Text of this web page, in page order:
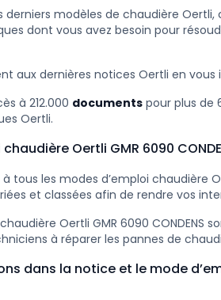
derniers modèles de chaudière
dont vous avez besoin pour
aux dernières notices Oertli en vous
à 212.000 documents pour plus de
Oertli.
Oertli GMR 6090
tous les modes d’emploi chaudière
et classées afin de rendre vos
Oertli GMR 6090 CONDENS
à réparer les pannes de
dans la notice et le mode